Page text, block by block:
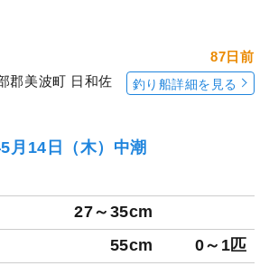
郡美波町 日和佐
87日前
釣り船詳細を見る
月14日（木）中潮
27～35cm
55cm 0～1匹